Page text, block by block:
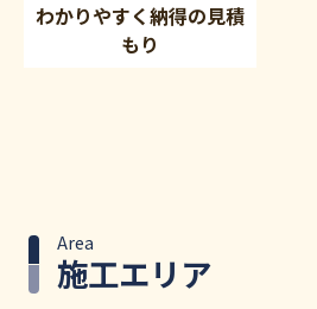
わかりやすく納得の見積
もり
施工エリア
Area